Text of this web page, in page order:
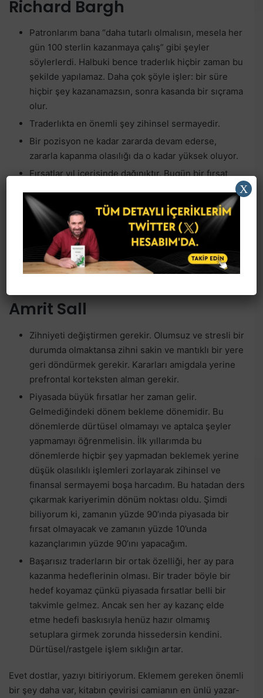
Richard Bargh
Patronlarım bana “daha tutarlı olmalısın, mesela her
gün 100 sterlin kazanmaya çalış” gibi şeyler
söylerlerdi. Halbuki bence traderlık hiçbir zaman bu
şekilde yapılamaz. Daha çok şöyle işler: bir süre
hiçbir şey kazanamazsın, sonra kasanda bir sıçrama
olur.
Traderlıkta en önemli şey zihinsel sermayedir.
Bir pozisyon ne kadar zararda devam ederse,
zararla kapanma olasılığı da o kadar yüksek oluyor.
Fırsatlar yıl içerisinde dağınıktır. Bugün bir fırsat
kazançların neredeyse tamamı 1-2 ayda gelir. Geri
kalan 10 ayda yatarsın. Düzenli gelir Trading’de
mümkün değildir.
Piyasada para düzensiz olarak akar. Bazen çok uzun
süre hiçbir şey kazanamazsın, bazen 1 ay içerisinde
Amrit Sall
Zihniyeti değiştirmen gerekir. Olumsuz ve stresli bir
durumda olmaktansa zihni sakin ve mantıklı bir yere
geri döndürmek gerekir. Kararları amigdala yerine
prefrontal korteksten alman gerekir.
Piyasada büyük fırsatlar her zaman gelir.
Gelmediğindeki dönem bekleme dönemidir. Bu
dönemlerde dürtüsel olmamayı ve aptalca şeyler
yapmamayı öğrenmelisin. İlk yıllarımda bu
dönemlerde hiçbir şey yapmadan beklemek yerine
düşük olasılıklı işlemleri zorlayarak zihinsel ve
finansal sermayemi boşa harcadım. Bu hatadan ders
çıkarmak kariyerimin dönüm noktası oldu. Şimdi
biliyorum ki, zamanın yüzde 90’ında piyasada bir
fırsat olmayacak ve zamanın yüzde 10’unda
kazançlarımın yüzde 90’ını yapacağım.
Başarısız traderların bir ortak özelliği, her ay para
kazanma hedeflerinin olması. Bir trader böyle bir
hedef koyamaz çünkü piyasada fırsatlar belli bir
takvimle gelmez. Ancak sen her ay kazanç elde
etme hedefi baskısıyla henüz hazır olmamış
setuplara girmek zorunda hissedersin kendini.
Dürtüsel/rastgele işlem sıklığın artar.
Evet dostlar, yazıyı bitiriyorum. Eklemem gereken önemli
bir şey daha var, kitabın çevirisi camianın en ünlü yazar-
X